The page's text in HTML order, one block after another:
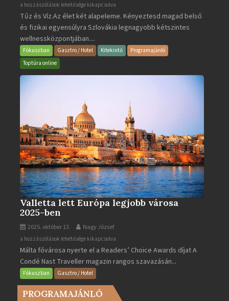
Aquacity
Poprad
·
Wellness
és
Gyógyfürdő
a hozzászólások lehetősége kikapcsolva
Tűz és Víz.Az élet két alapeleme. Kényeztesd magad belső
és fizikai egyensúlyra Szlovákia legnagyobb kétszintes
wellnessközpontjában....
Fókuszban Gasztro / Hotel Kitekintő
Programajánló
Toptúra online
Valletta lett Európa legjobb városa
2025-ben
2025. október 13. Nagy József
Valletta
lett
Európa
legjobb
2025-
a hozzászólások lehetősége kikapcsolva
Málta fővárosa nyerte el a Readers’ Choice Awards díjat A
Condé Nast Traveller magazin rangos szavazásán...
Fókuszban Gasztro / Hotel
PROGRAMAJÁNLÓ